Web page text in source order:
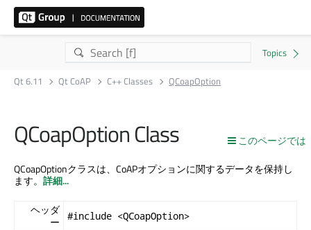
Qt 6.11 Qt CoAP C++ Classes QCoapOption
このページでは
QCoapOption Class
QCoapOptionクラスは、CoAPオプションに関するデータを保持し
ます。 詳細...
ヘッダ
ー
#include <QCoapOption>